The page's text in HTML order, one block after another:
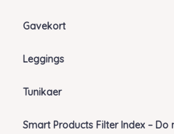
Gavekort
Leggings
Tunikaer
Smart Products Filter Index – Do